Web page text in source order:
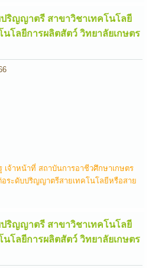
ริญญาตรี สาขาวิชาเทคโนโลยี
โลยีการผลิตสัตว์ วิทยาลัยเกษตร
จ้าหน้าที่ สถาบันการอาชีวศึกษาเกษตร
ระดับปริญญาตรีสายเทคโนโลยีหรือสาย
ริญญาตรี สาขาวิชาเทคโนโลยี
โลยีการผลิตสัตว์ วิทยาลัยเกษตร